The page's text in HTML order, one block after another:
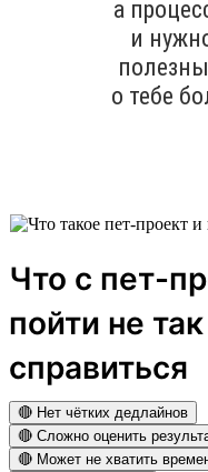
а
и
о тебе
Что с пет-
пойти не
справиться
🔴 Нет чётких дедлайнов
🔴 Сложно оценить
🔴 Может не хватить